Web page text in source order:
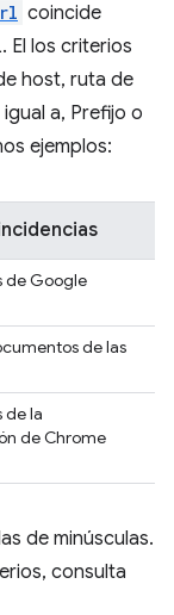
coincide
El los criterios
host, ruta de
a, Prefijo o
ejemplos:
de Google
de las
de la
de Chrome
de minúsculas.
consulta